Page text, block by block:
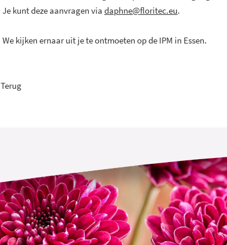
Je kunt deze aanvragen via daphne@floritec.eu.
We kijken ernaar uit je te ontmoeten op de IPM in Essen.
Terug